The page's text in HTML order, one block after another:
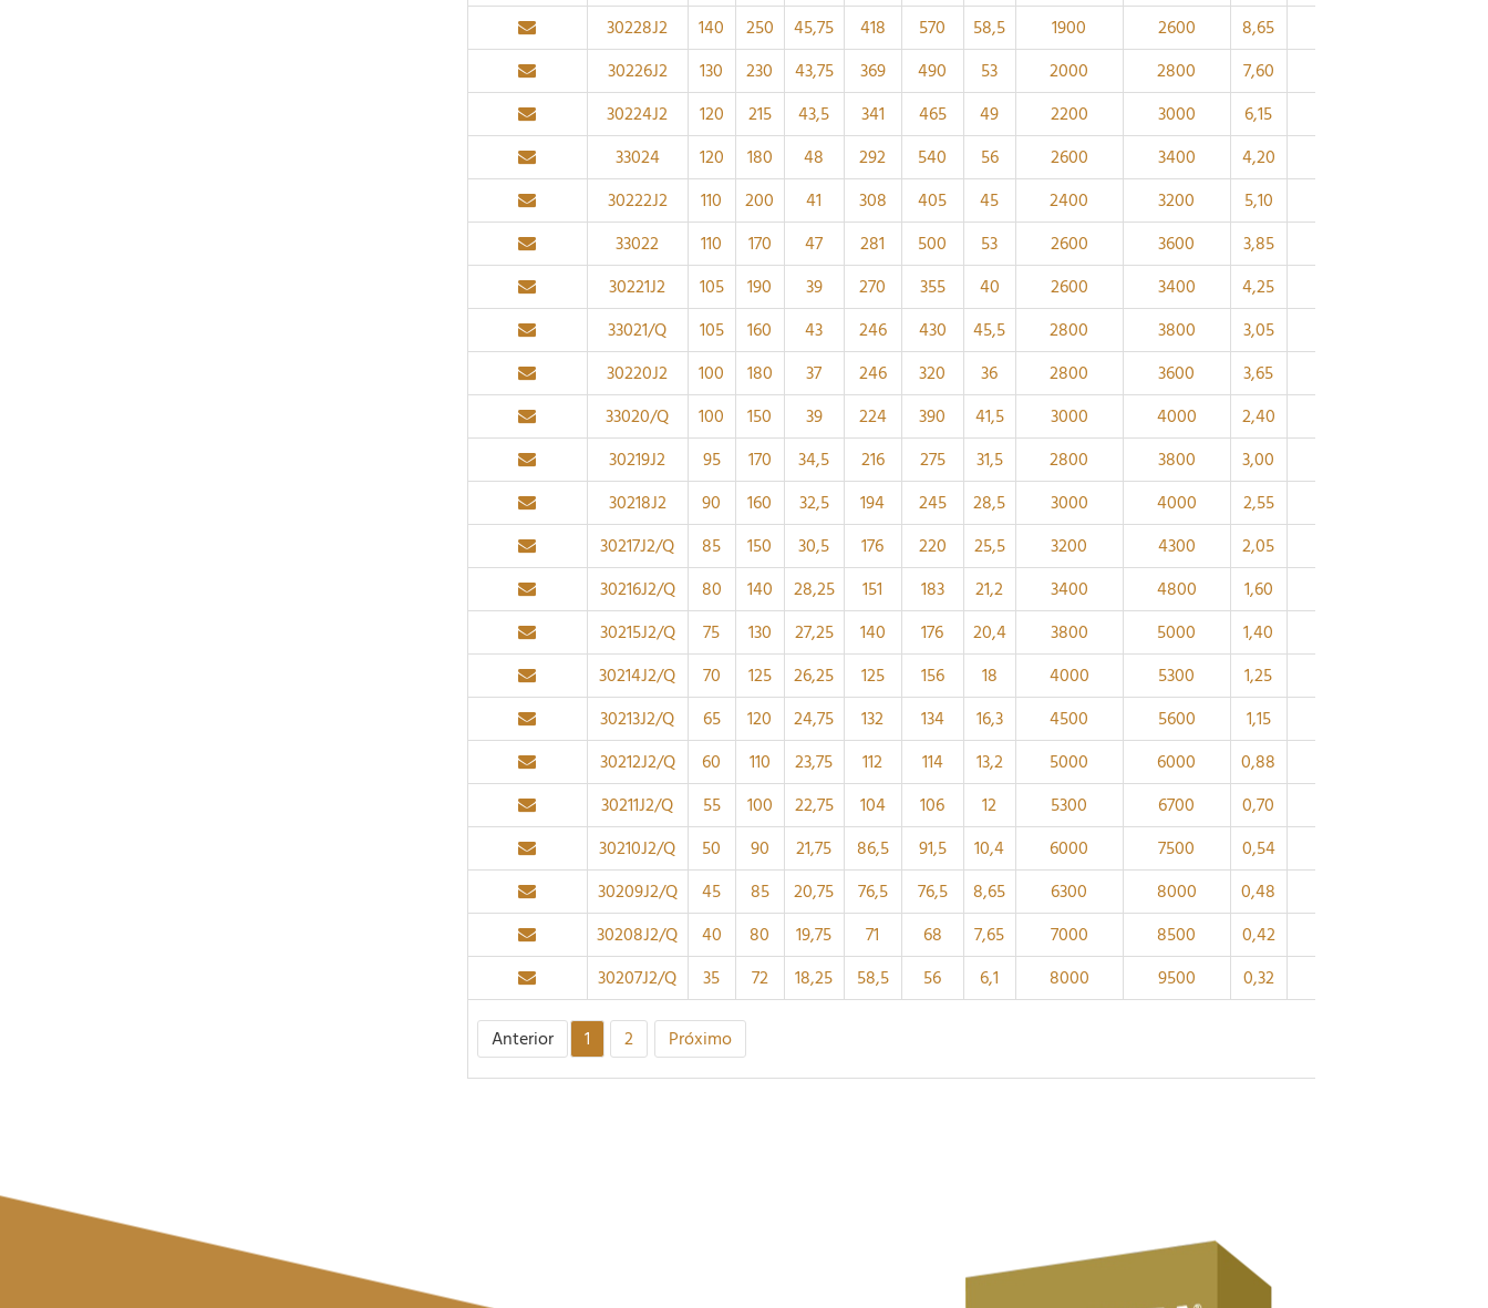
30228J2 140 250 45,75 418 570 58,5 1900 2600 8,65
30226J2
130 230 43,75 369 490 53 2000 2800 7,60
30224J2
120 215 43,5 341 465 49 2200 3000 6,15
33024
120 180 48 292 540 56 2600 3400 4,20
30222J2
110 200 41 308 405 45 2400 3200 5,10
33022
110 170 47 281 500 53 2600 3600 3,85
30221J2
105 190 39 270 355 40 2600 3400 4,25
33021/Q
105 160 43 246 430 45,5 2800 3800 3,05
30220J2
100 180 37 246 320 36 2800 3600 3,65
33020/Q
100 150 39 224 390 41,5 3000 4000 2,40
30219J2
95 170 34,5 216 275 31,5 2800 3800 3,00
30218J2
90 160 32,5 194 245 28,5 3000 4000 2,55
30217J2/Q
85 150 30,5 176 220 25,5 3200 4300 2,05
30216J2/Q
80 140 28,25 151 183 21,2 3400 4800 1,60
30215J2/Q
75 130 27,25 140 176 20,4 3800 5000 1,40
30214J2/Q
70 125 26,25 125 156 18 4000 5300 1,25
30213J2/Q
65 120 24,75 132 134 16,3 4500 5600 1,15
30212J2/Q
60 110 23,75 112 114 13,2 5000 6000 0,88
30211J2/Q
55 100 22,75 104 106 12 5300 6700 0,70
30210J2/Q
50 90 21,75 86,5 91,5 10,4 6000 7500 0,54
30209J2/Q
45 85 20,75 76,5 76,5 8,65 6300 8000 0,48
30208J2/Q
40 80 19,75 71 68 7,65 7000 8500 0,42
30207J2/Q
35 72 18,25 58,5 56 6,1 8000 9500 0,32
Anterior 1 2 Próximo